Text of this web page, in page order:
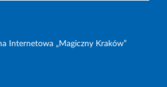
Internetowa „Magiczny Kraków”